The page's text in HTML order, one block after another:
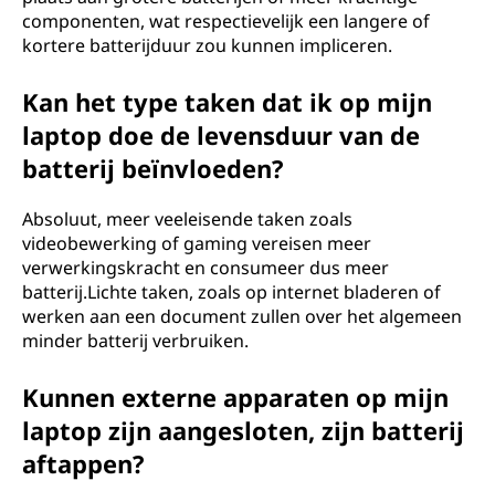
componenten, wat respectievelijk een langere of
kortere batterijduur zou kunnen impliceren.
Kan het type taken dat ik op mijn
laptop doe de levensduur van de
batterij beïnvloeden?
Absoluut, meer veeleisende taken zoals
videobewerking of gaming vereisen meer
verwerkingskracht en consumeer dus meer
batterij.Lichte taken, zoals op internet bladeren of
werken aan een document zullen over het algemeen
minder batterij verbruiken.
Kunnen externe apparaten op mijn
laptop zijn aangesloten, zijn batterij
aftappen?